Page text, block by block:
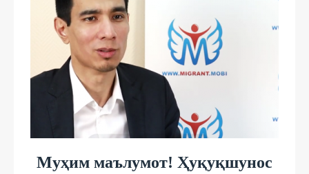
Муҳим маълумот! Ҳуқуқшунос